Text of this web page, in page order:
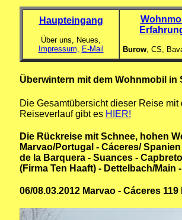
Haupteingang
Über uns, Neues,
Impressum, E-Mail Burow, CS,
Überwintern mit dem Wohnmobil in
Die Gesamtübersicht dieser Reise
Reiseverlauf gibt es HIER!
Die Rückreise mit Schnee, hohen
Marvao/Portugal - Cáceres/
de la Barquera - Suances -
(Firma Ten Haaft) - Dettelbach/Main
06/08.03.2012 Marvao - Cáceres 119